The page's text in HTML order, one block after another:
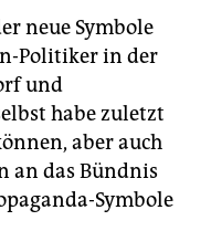
neue Symbole
Politiker in der
und
habe zuletzt
aber auch
an das Bündnis
Symbole